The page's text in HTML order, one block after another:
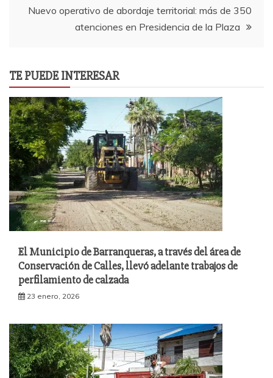
entradas
Nuevo operativo de abordaje territorial: más de 350
atenciones en Presidencia de la Plaza
TE PUEDE INTERESAR
El Municipio de Barranqueras, a través del área de
Conservación de Calles, llevó adelante trabajos de
perfilamiento de calzada
23 enero, 2026